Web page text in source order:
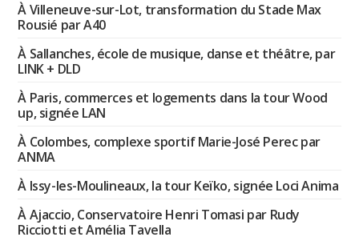
À Villeneuve-sur-Lot, transformation du Stade Max
Rousié par A40
À Sallanches, école de musique, danse et théâtre, par
LINK + DLD
À Paris, commerces et logements dans la tour Wood
up, signée LAN
À Colombes, complexe sportif Marie-José Perec par
ANMA
À Issy-les-Moulineaux, la tour Keïko, signée Loci Anima
À Ajaccio, Conservatoire Henri Tomasi par Rudy
Ricciotti et Amélia Tavella